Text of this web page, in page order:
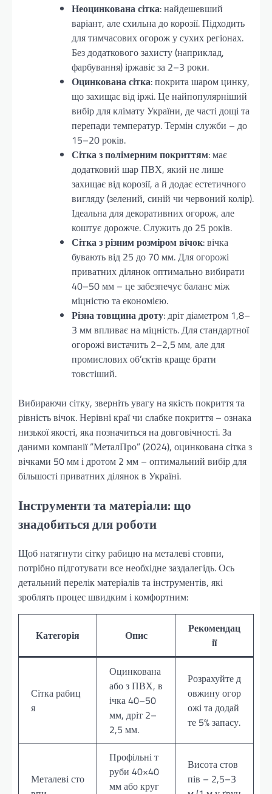
Неоцинкована сітка: найдешевший
варіант, але схильна до корозії. Підходить
для тимчасових огорож у сухих регіонах.
Без додаткового захисту (наприклад,
фарбування) іржавіє за 2–3 роки.
Оцинкована сітка: покрита шаром цинку,
що захищає від іржі. Це найпопулярніший
вибір для клімату України, де часті дощі та
перепади температур. Термін служби – до
15–20 років.
Сітка з полімерним покриттям: має
додатковий шар ПВХ, який не лише
захищає від корозії, а й додає естетичного
вигляду (зелений, синій чи червоний колір).
Ідеальна для декоративних огорож, але
коштує дорожче. Служить до 25 років.
Сітка з різним розміром вічок: вічка
бувають від 25 до 70 мм. Для огорожі
приватних ділянок оптимально вибирати
40–50 мм – це забезпечує баланс між
міцністю та економією.
Різна товщина дроту: дріт діаметром 1,8–
3 мм впливає на міцність. Для стандартної
огорожі вистачить 2–2,5 мм, але для
промислових об’єктів краще брати
товстіший.
Вибираючи сітку, зверніть увагу на якість покриття та
рівність вічок. Нерівні краї чи слабке покриття – ознака
низької якості, яка позначиться на довговічності. За
даними компанії “МеталПро” (2024), оцинкована сітка з
вічками 50 мм і дротом 2 мм – оптимальний вибір для
більшості приватних ділянок в Україні.
Інструменти та матеріали: що
знадобиться для роботи
Щоб натягнути сітку рабицю на металеві стовпи,
потрібно підготувати все необхідне заздалегідь. Ось
детальний перелік матеріалів та інструментів, які
зроблять процес швидким і комфортним:
Категорія Опис
Рекомендац
ії
Сітка рабиц
я
Оцинкована
або з ПВХ, в
ічка 40–50
мм, дріт 2–
2,5 мм.
Розрахуйте д
овжину огор
ожі та додай
те 5% запасу.
Металеві сто
Профільні т
руби 40×40
мм або круг
Висота стов
пів – 2,5–3